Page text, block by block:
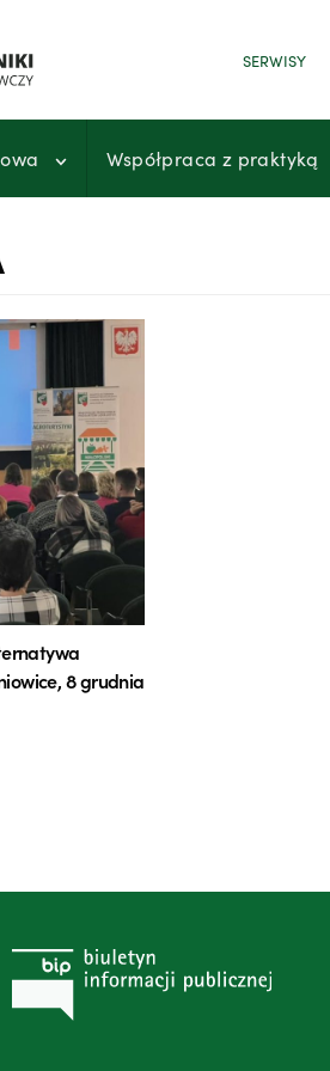
SERWISY
Współpraca z praktyką
8 grudnia